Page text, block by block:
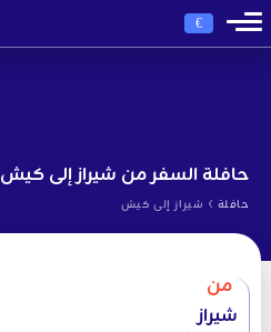
€
حافلة السفر من شيراز إلى كيش
حافلة › شيراز إلى كيش
من
شيراز